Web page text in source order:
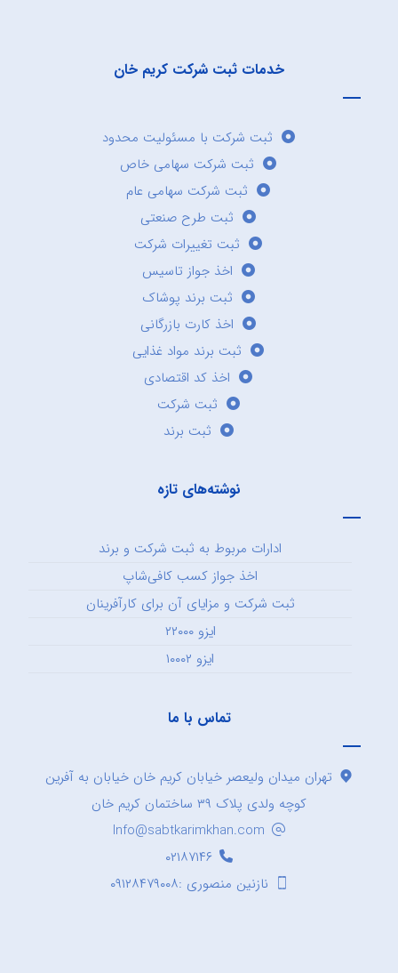
خدمات ثبت شرکت کریم خان
ثبت شرکت با مسئولیت محدود
ثبت شرکت سهامی خاص
ثبت شرکت سهامی عام
ثبت طرح صنعتی
ثبت تغییرات شرکت
اخذ جواز تاسیس
ثبت برند پوشاک
اخذ کارت بازرگانی
ثبت برند مواد غذایی
اخذ کد اقتصادی
ثبت شرکت
ثبت برند
نوشته‌های تازه
ادارات مربوط به ثبت شرکت و برند
اخذ جواز کسب کافی‌شاپ
ثبت شرکت و مزایای آن برای کارآفرینان
ایزو ۲۲۰۰۰
ایزو ۱۰۰۰۲
تماس با ما
تهران میدان ولیعصر خیابان کریم خان خیابان به آفرین
کوچه ولدی پلاک ۳۹ ساختمان کریم خان
Info@sabtkarimkhan.com
۰۲۱۸۷۱۴۶
نازنین منصوری :۰۹۱۲۸۴۷۹۰۰۸